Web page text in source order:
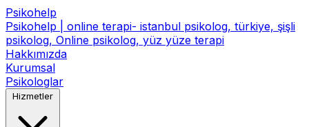
Psikohelp
Psikohelp | online terapi- istanbul psikolog, türkiye, şişli
psikolog, Online psikolog, yüz yüze terapi
Hakkımızda
Kurumsal
Psikologlar
Hizmetler